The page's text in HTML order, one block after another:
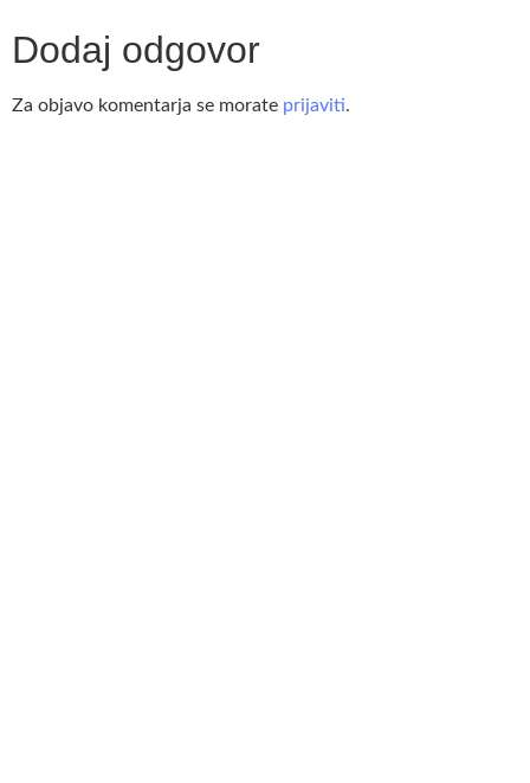
Dodaj odgovor
Za objavo komentarja se morate prijaviti.